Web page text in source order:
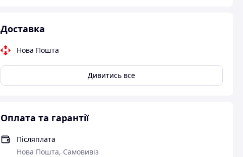
Доставка
Нова Пошта
Дивитись все
Оплата та гарантії
Післяплата
Нова Пошта, Самовивіз